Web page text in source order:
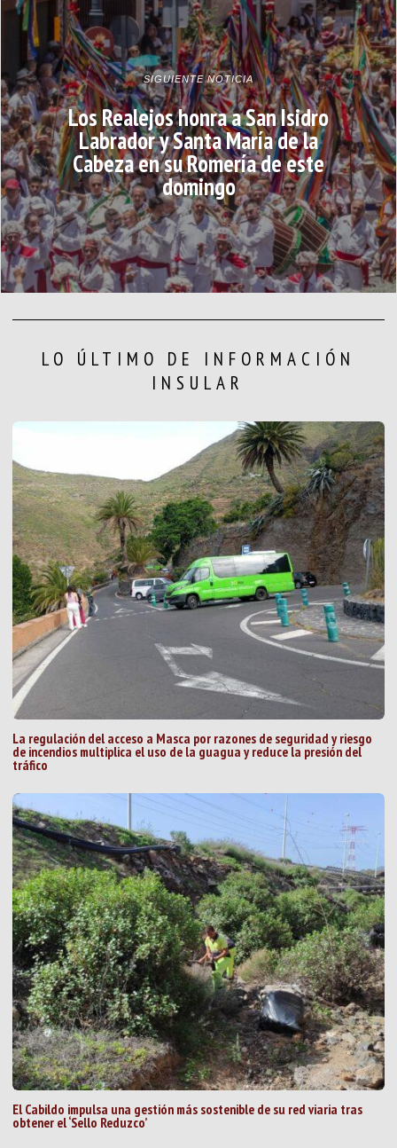
SIGUIENTE NOTICIA
Los Realejos honra a San Isidro
Labrador y Santa María de la
Cabeza en su Romería de este
domingo
LO ÚLTIMO DE INFORMACIÓN
INSULAR
La regulación del acceso a Masca por razones de seguridad y riesgo
de incendios multiplica el uso de la guagua y reduce la presión del
tráfico
El Cabildo impulsa una gestión más sostenible de su red viaria tras
obtener el ‘Sello Reduzco’